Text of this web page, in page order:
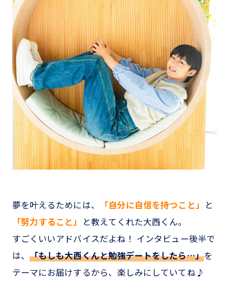
夢を叶えるためには、 「自分に自信を持つこと」 と
「努力すること」
と教えてくれた大西くん。
すごくいいアドバイスだよね！ インタビュー後半で
は、「もしも大西くんと勉強デートをしたら…」を
テーマにお届けするから、楽しみにしていてね♪